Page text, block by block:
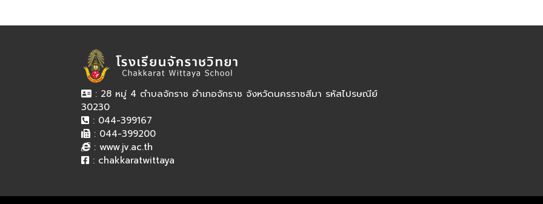
: 28 หมู่ 4 ตำบลจักราช อำเภอจักราช จังหวัดนครราชสีมา รหัสไปรษณีย์
30230
: 044-399167
: 044-399200
: www.jv.ac.th
: chakkaratwittaya